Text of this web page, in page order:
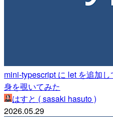
mini-typescript に let を追加
身を覗いてみた
はすと ( sasaki hasuto )
2026.05.29